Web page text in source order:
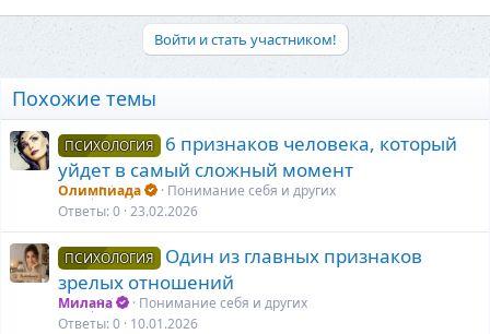
Войти и стать участником!
Похожие темы
ПСИХОЛОГИЯ
6 признаков человека, который
уйдет в самый сложный момент
Олимпиада
Понимание себя и других
Ответы 0 23.02.2026
ПСИХОЛОГИЯ
Один из главных признаков
зрелых отношений
Милана
Понимание себя и других
Ответы 0 10.01.2026